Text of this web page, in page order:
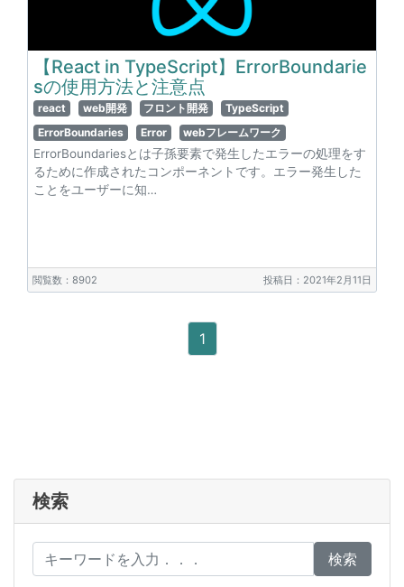
【React in TypeScript】ErrorBoundarie
sの使用方法と注意点
react web開発 フロント開発
TypeScript
ErrorBoundaries
Error webフレームワーク
ErrorBoundariesとは子孫要素で発生したエラーの処理をす
るために作成されたコンポーネントです。エラー発生した
ことをユーザーに知…
閲覧数：8902 投稿日：2021年2月11日
1
検索
検索